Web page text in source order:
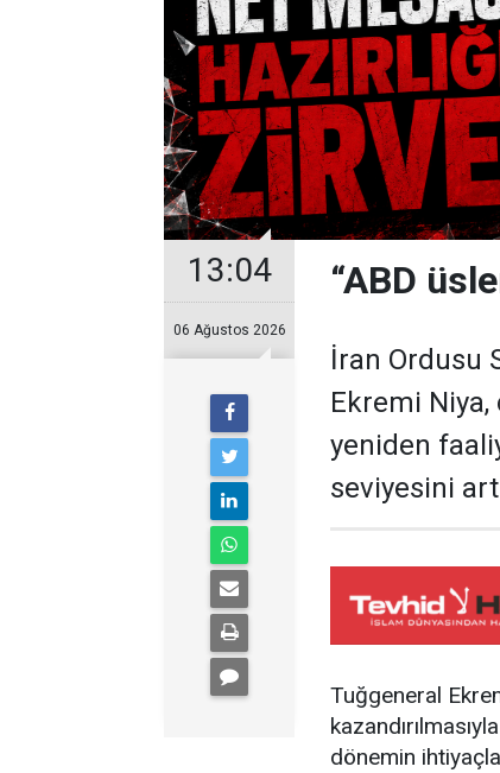
13:04
06 Ağustos 2026
“ABD
İran Ordusu
Ekremi
yeniden
seviyesini
Tuğgeneral
dönemin